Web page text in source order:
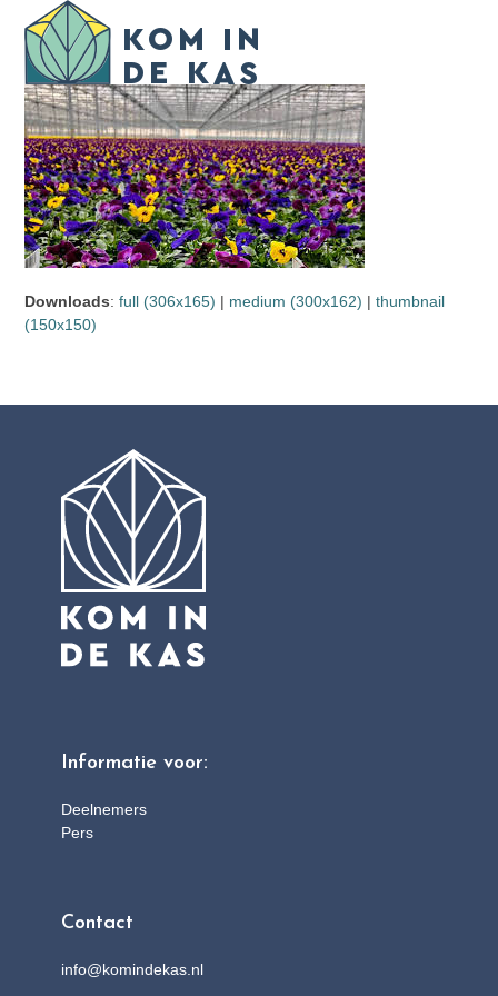
content
Open
mobile
menu
Close
mobile
menu
Downloads:full (306x165) | medium (300x162) |thumbnail
(150x150)
Informatie voor:
Deelnemers
Pers
Contact
info@komindekas.nl